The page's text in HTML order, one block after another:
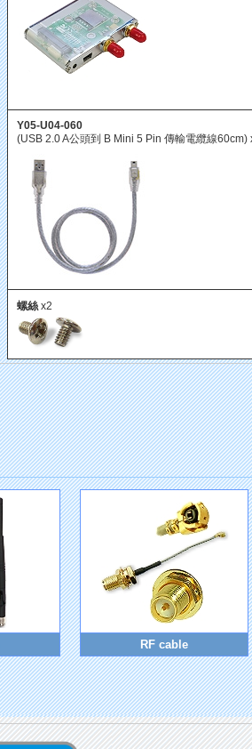
Y05-U04-060
(USB 2.0 A公頭到 B Mini 5 Pin 傳輸電纜線60cm)
螺絲 x2
RF cable